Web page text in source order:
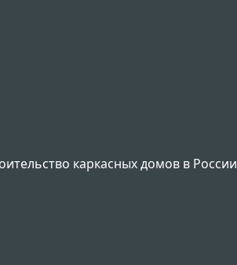
каркасных домов в России